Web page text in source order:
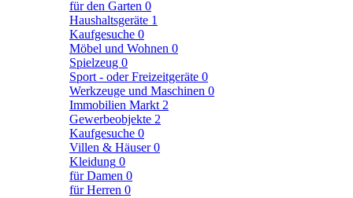
für den Garten 0
Haushaltsgeräte 1
Kaufgesuche 0
Möbel und Wohnen 0
Spielzeug 0
Sport - oder Freizeitgeräte 0
Werkzeuge und Maschinen 0
Immobilien Markt 2
Gewerbeobjekte 2
Kaufgesuche 0
Villen & Häuser0
Kleidung 0
für Damen 0
für Herren 0